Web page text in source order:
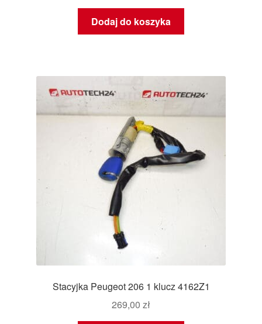
Dodaj do koszyka
Stacyjka Peugeot 206 1 klucz 4162Z1
269,00 zł